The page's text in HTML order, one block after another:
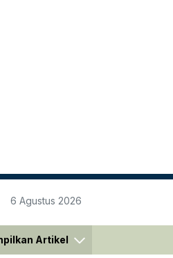
6 Agustus 2026
Artikel